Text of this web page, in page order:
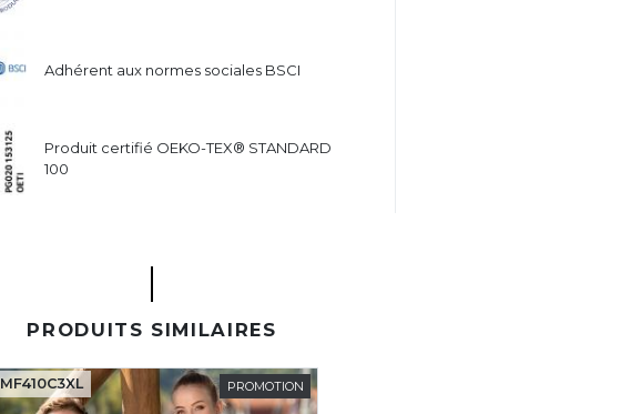
Adhérent aux normes sociales BSCI
Produit certifié OEKO-TEX® STANDARD
100
PRODUITS SIMILAIRES
PROMOTION
MF410C3XL